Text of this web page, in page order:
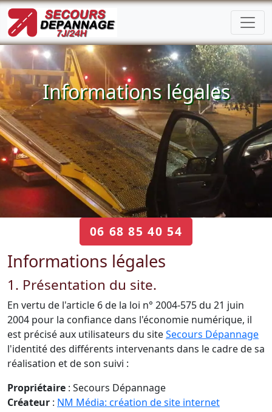
Informations légales
06 68 85 40 54
Informations légales
1. Présentation du site.
En vertu de l'article 6 de la loi n° 2004-575 du 21 juin
2004 pour la confiance dans l'économie numérique, il
est précisé aux utilisateurs du siteSecours Dépannage
l'identité des différents intervenants dans le cadre de sa
réalisation et de son suivi :
Propriétaire : Secours Dépannage
Créateur : NM Média: création de site internet